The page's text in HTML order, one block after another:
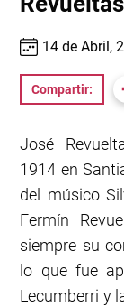
14 de Abril,
Compartir:
José
1914 en
del músico
Fermín
siempre su
lo que fue
Lecumberri y